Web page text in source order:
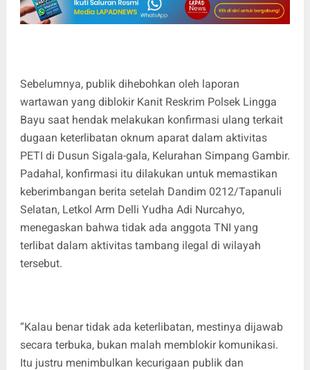
Sebelumnya, publik dihebohkan oleh laporan
wartawan yang diblokir Kanit Reskrim Polsek Lingga
Bayu saat hendak melakukan konfirmasi ulang terkait
dugaan keterlibatan oknum aparat dalam aktivitas
PETI di Dusun Sigala-gala, Kelurahan Simpang Gambir.
Padahal, konfirmasi itu dilakukan untuk memastikan
keberimbangan berita setelah Dandim 0212/Tapanuli
Selatan, Letkol Arm Delli Yudha Adi Nurcahyo,
menegaskan bahwa tidak ada anggota TNI yang
terlibat dalam aktivitas tambang ilegal di wilayah
tersebut.
“Kalau benar tidak ada keterlibatan, mestinya dijawab
secara terbuka, bukan malah memblokir komunikasi.
Itu justru menimbulkan kecurigaan publik dan